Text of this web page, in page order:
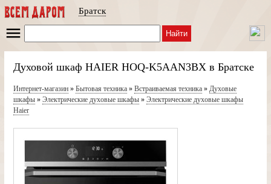
Братск
Найти
Духовой шкаф HAIER HOQ-K5AAN3BX в Братске
Интернет-магазин» Бытовая техника» Встраиваемая техника» Духовые
шкафы» Электрические духовые шкафы» Электрические духовые шкафы
Haier